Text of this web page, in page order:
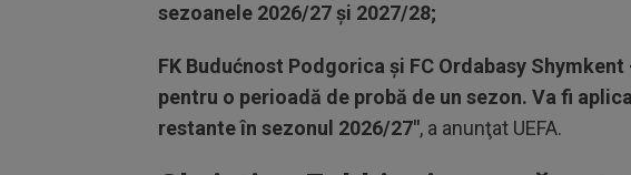
sezoanele 2026/27 şi 2027/28;
FK Budućnost Podgorica şi FC Ordabasy
pentru o perioadă de probă de un sezon. Va fi
restante în sezonul 2026/27", a anunţat UEFA.